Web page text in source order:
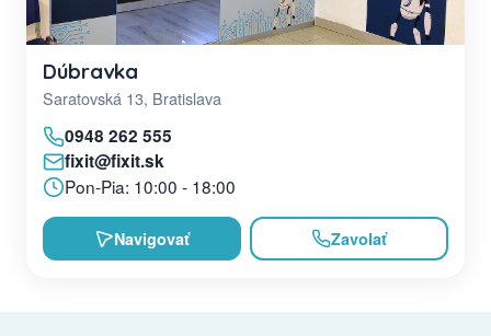
Dúbravka
Saratovská 13, Bratislava
0948 262 555
fixit@fixit.sk
Pon-Pia: 10:00 - 18:00
Navigovať Zavolať